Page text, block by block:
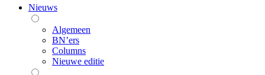
Nieuws
Algemeen
BN’ers
Columns
Nieuwe editie